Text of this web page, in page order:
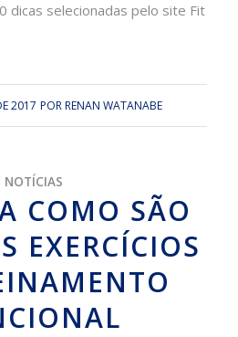
dicas selecionadas pelo site Fit
2017 PORRENAN WATANABE
NOTÍCIAS
COMO SÃO
EXERCÍCIOS